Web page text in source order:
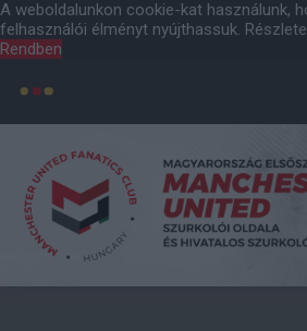
A weboldalunkon cookie-kat használunk,
felhasználói élményt nyújthassuk.
Rendben